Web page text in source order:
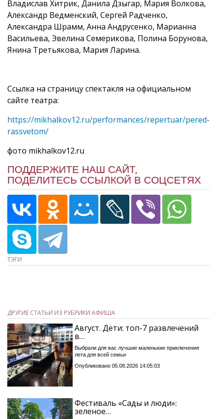
Владислав Хитрик, Данила Дзыгар, Мария Волкова,
Александр Ведменский, Сергей Радченко,
Александра Шрамм, Анна Андрусенко, Марианна
Васильева, Эвелина Семерикова, Полина Борунова,
Янина Третьякова, Мария Ларина.
Ссылка на страницу спектакля на официальном
сайте театра:
https://mikhalkov12.ru/performances/repertuar/pered-
rassvetom/
фото mikhalkov12.ru
ПОДДЕРЖИТЕ НАШ САЙТ,
ПОДЕЛИТЕСЬ ССЫЛКОЙ В СОЦСЕТЯХ
ТЭГИ
ДРУГИЕ СТАТЬИ ИЗ РУБРИКИ АФИША
Август. Дети: топ-7 развлечений
в…
Выбрали для вас лучшие маленькие приключения
лета для всей семьи
Опубликовано 05.08.2026 14:05:03
Фестиваль «Сады и люди»:
зеленое…